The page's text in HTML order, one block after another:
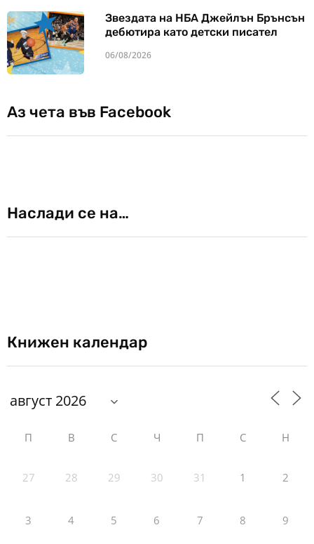
Звездата на НБА Джейлън Брънсън
дебютира като детски писател
06/08/2026
Аз чета във Facebook
Наслади се на…
Книжен календар
П В С Ч П С Н
27 28 29 30 31 1 2
3 4 5 6 7 8 9